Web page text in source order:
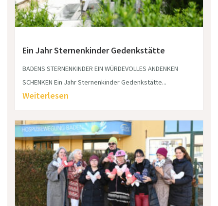
Ein Jahr Sternenkinder Gedenkstätte
BADENS STERNENKINDER EIN WÜRDEVOLLES ANDENKEN
SCHENKEN Ein Jahr Sternenkinder Gedenkstätte...
Weiterlesen